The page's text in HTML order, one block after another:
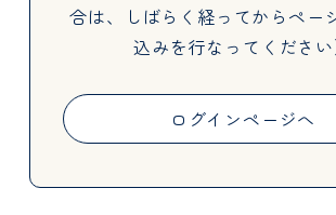
Activities
合は、しばらく経ってからペー
込みを行なってください
ログインページへ